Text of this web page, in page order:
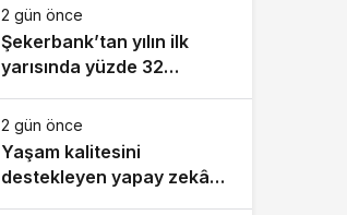
2 gün önce
Şekerbank’tan yılın ilk
yarısında yüzde 32
2 gün önce
Yaşam kalitesini
destekleyen yapay zekâ